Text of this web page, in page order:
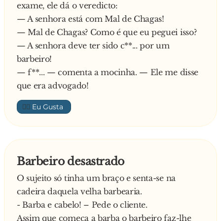
exame, ele dá o veredicto:
— A senhora está com Mal de Chagas!
— Mal de Chagas? Como é que eu peguei isso?
— A senhora deve ter sido c**... por um
barbeiro!
— f**... — comenta a mocinha. — Ele me disse
que era advogado!
👍🏼
Barbeiro desastrado
O sujeito só tinha um braço e senta-se na
cadeira daquela velha barbearia.
- Barba e cabelo! – Pede o cliente.
Assim que começa a barba o barbeiro faz-lhe